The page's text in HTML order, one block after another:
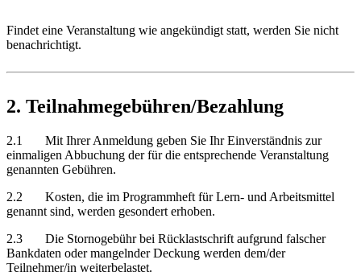
Findet eine Veranstaltung wie angekündigt statt, werden Sie nicht
benachrichtigt.
2. Teilnahmegebühren/Bezahlung
2.1 Mit Ihrer Anmeldung geben Sie Ihr Einverständnis zur
einmaligen Abbuchung der für die entsprechende Veranstaltung
genannten Gebühren.
2.2 Kosten, die im Programmheft für Lern- und Arbeitsmittel
genannt sind, werden gesondert erhoben.
2.3 Die Stornogebühr bei Rücklastschrift aufgrund falscher
Bankdaten oder mangelnder Deckung werden dem/der
Teilnehmer/in weiterbelastet.